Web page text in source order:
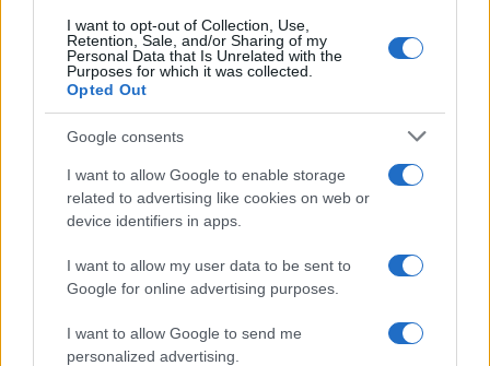
I want to opt-out of Collection, Use,
Retention, Sale, and/or Sharing of my
Personal Data that Is Unrelated with the
Purposes for which it was collected.
Opted Out
Google consents
I want to allow Google to enable storage
related to advertising like cookies on web or
device identifiers in apps.
I want to allow my user data to be sent to
Google for online advertising purposes.
I want to allow Google to send me
personalized advertising.
Come riconoscere e risolvere i problemi della lavanda
nel tuo giardino
Beatrice Bonaventura · 6 Ago 2026